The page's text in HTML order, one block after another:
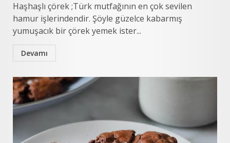
Haşhaşlı çörek ;Türk mutfağının en çok sevilen
hamur işlerindendir. Şöyle güzelce kabarmış
yumuşacık bir çörek yemek ister...
Devamı